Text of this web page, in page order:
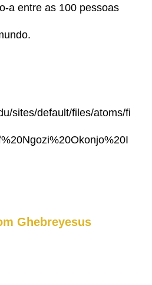
a entre as 100 pessoas
sites/default/files/atoms/fi
Ghebreyesus